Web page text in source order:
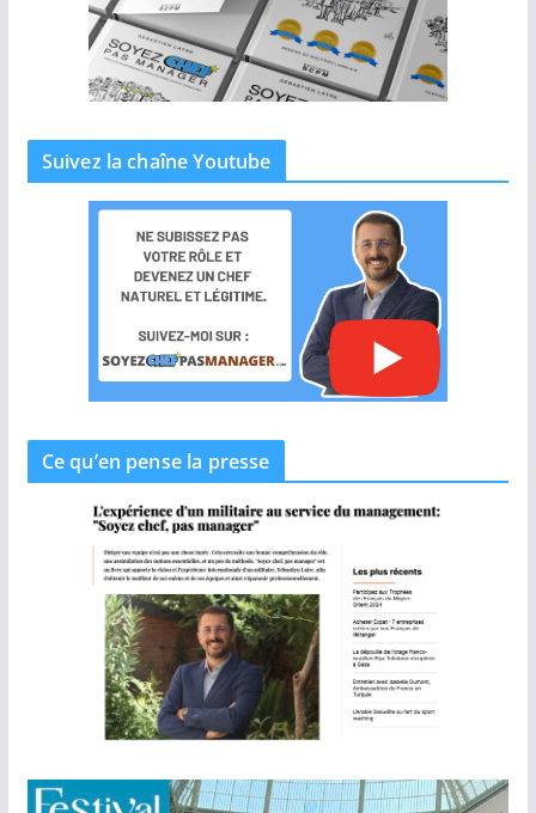
Suivez la chaîne Youtube
Ce qu’en pense la presse